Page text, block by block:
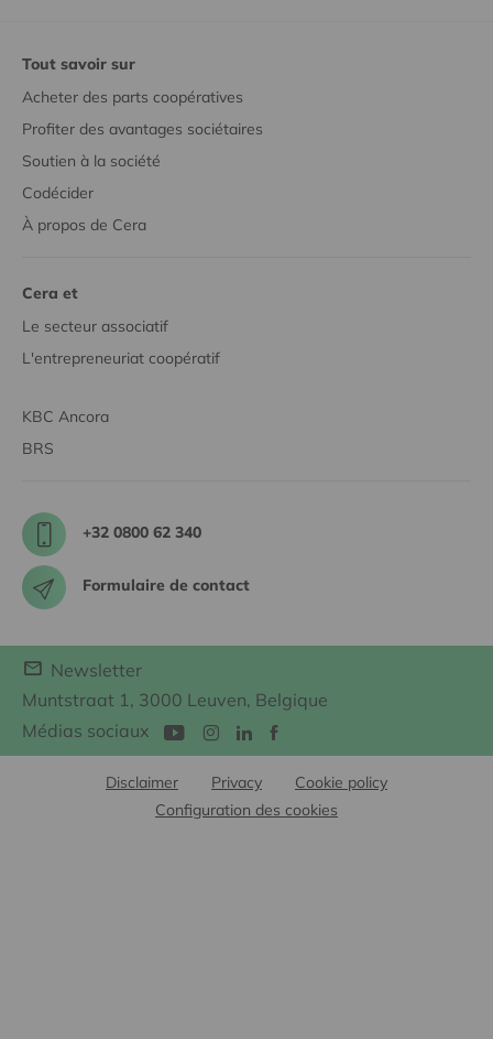
Tout savoir sur
Acheter des parts coopératives
Profiter des avantages sociétaires
Soutien à la société
Codécider
À propos de Cera
Cera et
Le secteur associatif
L'entrepreneuriat coopératif
KBC Ancora
BRS
+32 0800 62 340
Formulaire de contact
Newsletter
Muntstraat 1, 3000 Leuven, Belgique
Médias sociaux
Disclaimer Privacy
Cookie policy
Configuration des cookies